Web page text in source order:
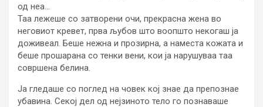
од неа…
Таа лежеше со затворени очи, прекрасна жена во
неговиот кревет, прва љубов што воопшто некогаш ја
доживеал. Беше нежна и прозирна, а наместа кожата и
беше прошарана со тенки вени, кои ја нарушуваа таа
совршена белина.
Ја гледаше со поглед на човек кој знае да препознае
убавина. Секој дел од нејзиното тело го познаваше